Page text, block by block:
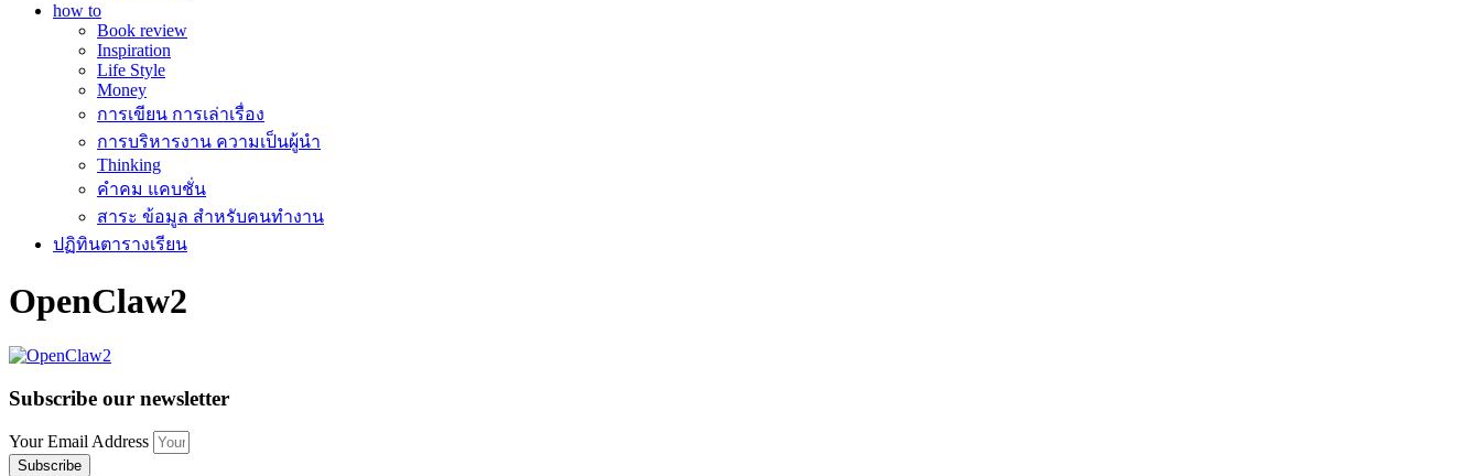
how to
Book review
Inspiration
Life Style
Money
การเขียน การเล่าเรื่อง
การบริหารงาน ความเป็นผู้นำ
Thinking
คำคม แคบชั่น
สาระ ข้อมูล สำหรับคนทำงาน
ปฏิทินตารางเรียน
OpenClaw2
Subscribe our newsletter
Your Email Address
Subscribe